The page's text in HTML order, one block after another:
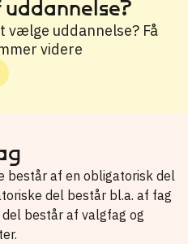
vælge uddannelse? Få
videre
består af en obligatorisk del
del består bl.a. af fag
består af valgfag og